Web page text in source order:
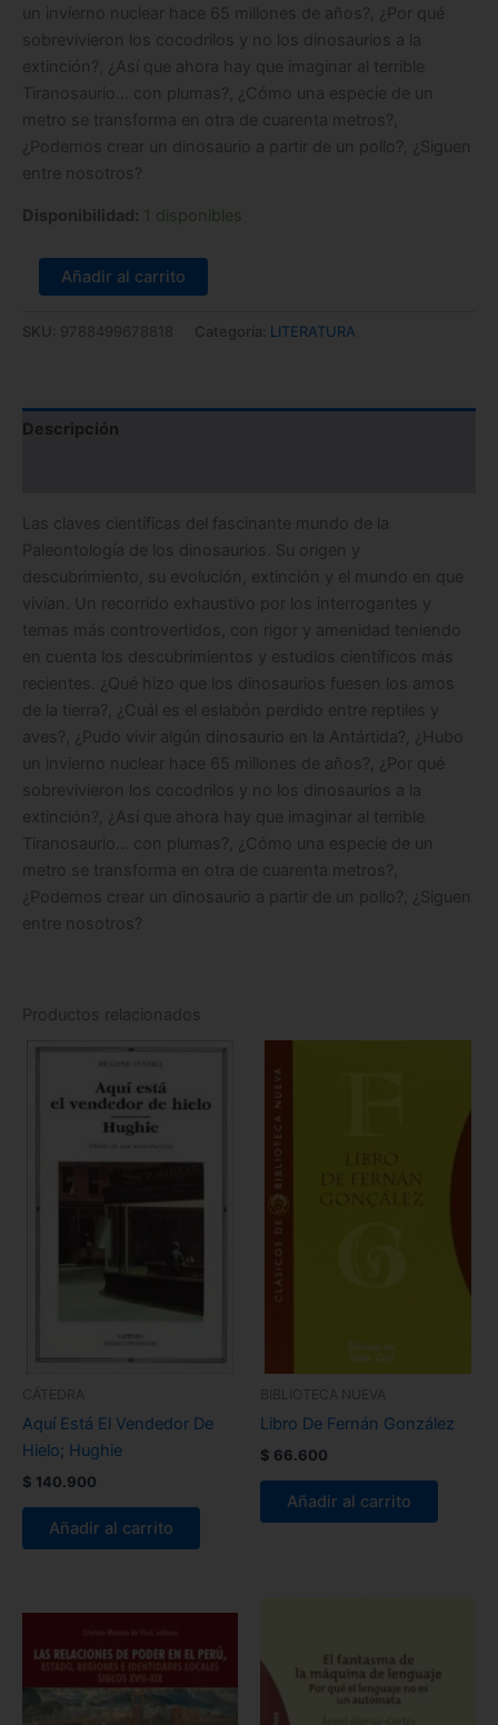
un invierno nuclear hace 65 millones de años?, ¿Por qué
sobrevivieron los cocodrilos y no los dinosaurios a la
extinción?, ¿Así que ahora hay que imaginar al terrible
Tiranosaurio… con plumas?, ¿Cómo una especie de un
metro se transforma en otra de cuarenta metros?,
¿Podemos crear un dinosaurio a partir de un pollo?, ¿Siguen
entre nosotros?
Disponibilidad: 1 disponibles
Añadir al carrito
SKU: 9788499678818 Categoría: LITERATURA
Descripción
Las claves científicas del fascinante mundo de la
Paleontología de los dinosaurios. Su origen y
descubrimiento, su evolución, extinción y el mundo en que
vivían. Un recorrido exhaustivo por los interrogantes y
temas más controvertidos, con rigor y amenidad teniendo
en cuenta los descubrimientos y estudios científicos más
recientes. ¿Qué hizo que los dinosaurios fuesen los amos
de la tierra?, ¿Cuál es el eslabón perdido entre reptiles y
aves?, ¿Pudo vivir algún dinosaurio en la Antártida?, ¿Hubo
un invierno nuclear hace 65 millones de años?, ¿Por qué
sobrevivieron los cocodrilos y no los dinosaurios a la
extinción?, ¿Así que ahora hay que imaginar al terrible
Tiranosaurio… con plumas?, ¿Cómo una especie de un
metro se transforma en otra de cuarenta metros?,
¿Podemos crear un dinosaurio a partir de un pollo?, ¿Siguen
entre nosotros?
Productos relacionados
CÁTEDRA
Aquí Está El Vendedor De
Hielo; Hughie
$ 140.900
Añadir al carrito
BIBLIOTECA NUEVA
Libro De Fernán González
$ 66.600
Añadir al carrito